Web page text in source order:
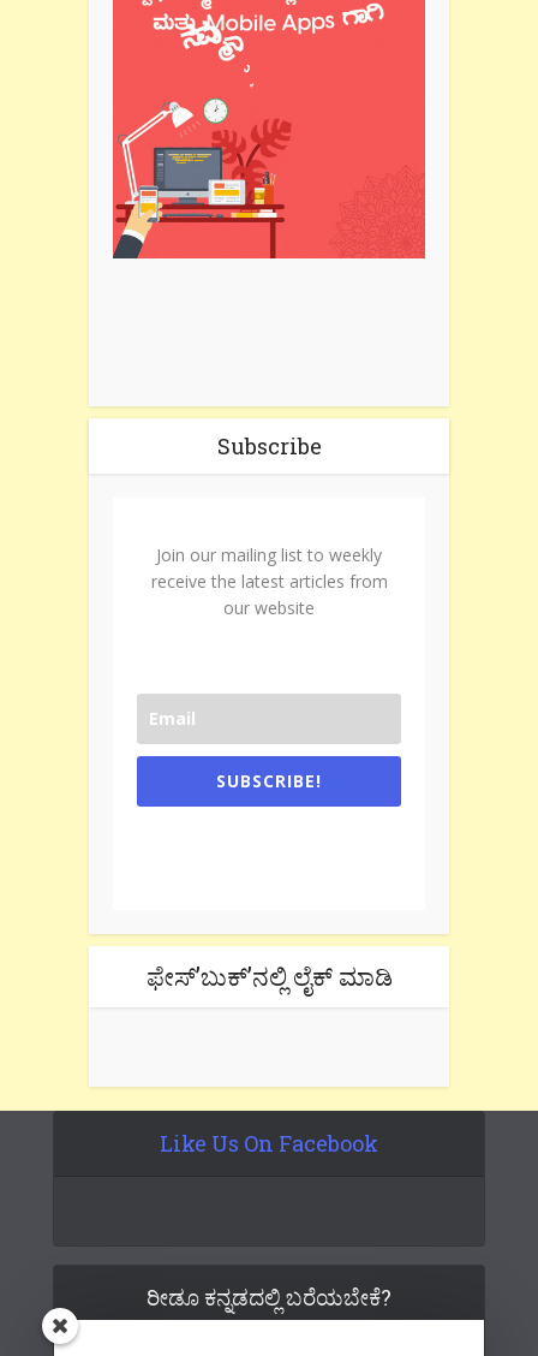
Subscribe
Join our mailing list to weekly
receive the latest articles from
our website
SUBSCRIBE!
ಫೇಸ್’ಬುಕ್’ನಲ್ಲಿ ಲೈಕ್ ಮಾಡಿ
Like Us On Facebook
ರೀಡೂ ಕನ್ನಡದಲ್ಲಿ ಬರೆಯಬೇಕೆ?